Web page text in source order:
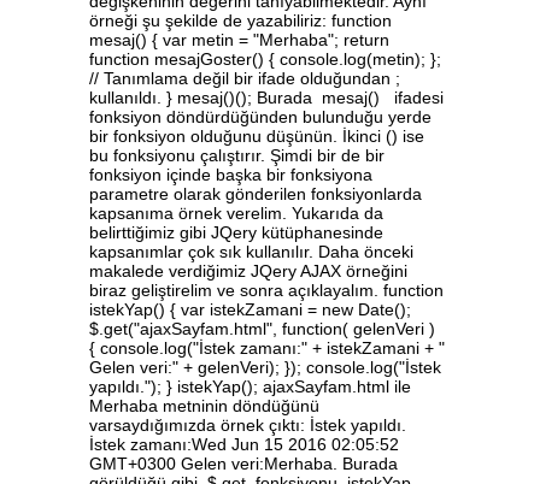
örneği şu şekilde de yazabiliriz: function
mesaj() { var metin = "Merhaba"; return
function mesajGoster() { console.log(metin); };
// Tanımlama değil bir ifade olduğundan ;
kullanıldı. } mesaj()(); Burada mesaj() ifadesi
fonksiyon döndürdüğünden bulunduğu yerde
bir fonksiyon olduğunu düşünün. İkinci () ise
bu fonksiyonu çalıştırır. Şimdi bir de bir
fonksiyon içinde başka bir fonksiyona
parametre olarak gönderilen fonksiyonlarda
kapsanıma örnek verelim. Yukarıda da
belirttiğimiz gibi JQery kütüphanesinde
kapsanımlar çok sık kullanılır. Daha önceki
makalede verdiğimiz JQery AJAX örneğini
biraz geliştirelim ve sonra açıklayalım. function
istekYap() { var istekZamani = new Date();
$.get("ajaxSayfam.html", function( gelenVeri )
{ console.log("İstek zamanı:" + istekZamani + "
Gelen veri:" + gelenVeri); }); console.log("İstek
yapıldı."); } istekYap(); ajaxSayfam.html ile
Merhaba metninin döndüğünü
varsaydığımızda örnek çıktı: İstek yapıldı.
İstek zamanı:Wed Jun 15 2016 02:05:52
GMT+0300 Gelen veri:Merhaba. Burada